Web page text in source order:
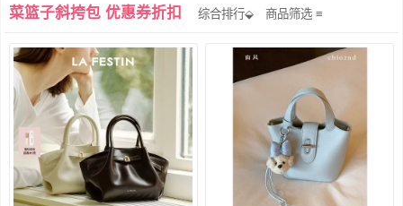
菜篮子斜挎包 优惠券折扣 综合排行⬙ 商品筛选